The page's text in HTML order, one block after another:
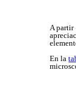
A partir
En la